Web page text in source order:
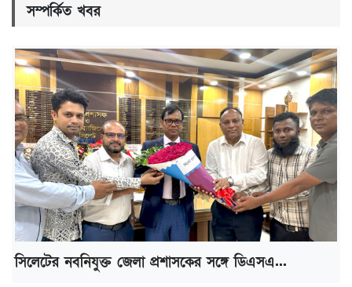
সম্পর্কিত খবর
সিলেটের নবনিযুক্ত জেলা প্রশাসকের সঙ্গে ডিএসএ...